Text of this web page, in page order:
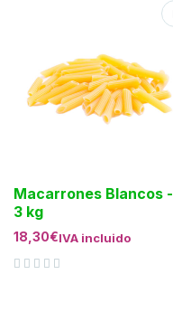
Macarrones Blancos -
3 kg
18,30€IVA incluido